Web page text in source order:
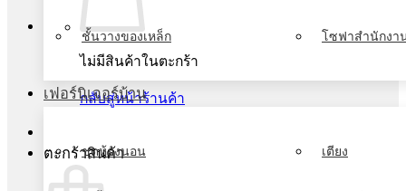
ไม่มีสินค้าในตะกร้า
กลับสู่หน้าร้านค้า
ตะกร้าสินค้า
ชั้นวางของเหล็ก โซฟาสำนักงา
เฟอร์นิเจอร์บ้าน
ชุดห้องนอน เตียง